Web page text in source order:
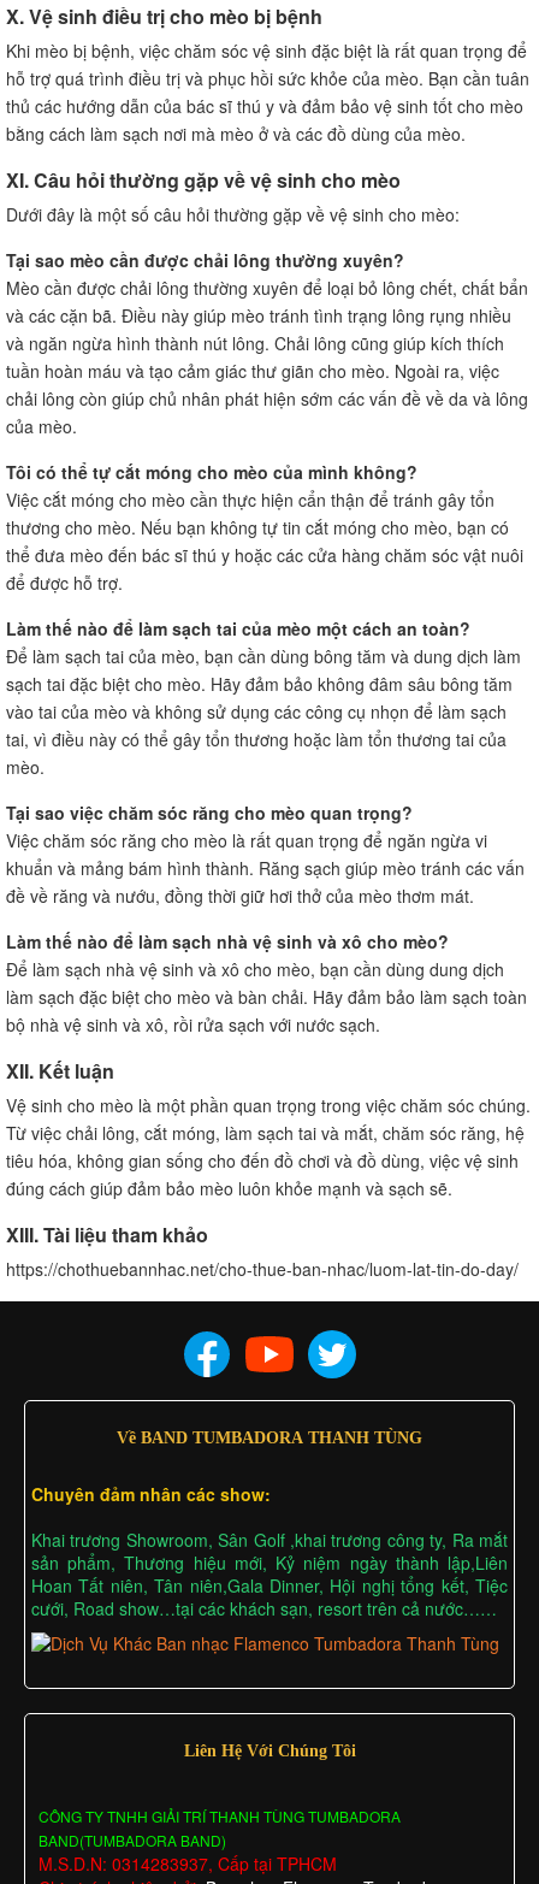
X. Vệ sinh điều trị cho mèo bị bệnh
Khi mèo bị bệnh, việc chăm sóc vệ sinh đặc biệt là rất quan trọng để
hỗ trợ quá trình điều trị và phục hồi sức khỏe của mèo. Bạn cần tuân
thủ các hướng dẫn của bác sĩ thú y và đảm bảo vệ sinh tốt cho mèo
bằng cách làm sạch nơi mà mèo ở và các đồ dùng của mèo.
XI. Câu hỏi thường gặp về vệ sinh cho mèo
Dưới đây là một số câu hỏi thường gặp về vệ sinh cho mèo:
Tại sao mèo cần được chải lông thường xuyên?
Mèo cần được chải lông thường xuyên để loại bỏ lông chết, chất bẩn
và các cặn bã. Điều này giúp mèo tránh tình trạng lông rụng nhiều
và ngăn ngừa hình thành nút lông. Chải lông cũng giúp kích thích
tuần hoàn máu và tạo cảm giác thư giãn cho mèo. Ngoài ra, việc
chải lông còn giúp chủ nhân phát hiện sớm các vấn đề về da và lông
của mèo.
Tôi có thể tự cắt móng cho mèo của mình không?
Việc cắt móng cho mèo cần thực hiện cẩn thận để tránh gây tổn
thương cho mèo. Nếu bạn không tự tin cắt móng cho mèo, bạn có
thể đưa mèo đến bác sĩ thú y hoặc các cửa hàng chăm sóc vật nuôi
để được hỗ trợ.
Làm thế nào để làm sạch tai của mèo một cách an toàn?
Để làm sạch tai của mèo, bạn cần dùng bông tăm và dung dịch làm
sạch tai đặc biệt cho mèo. Hãy đảm bảo không đâm sâu bông tăm
vào tai của mèo và không sử dụng các công cụ nhọn để làm sạch
tai, vì điều này có thể gây tổn thương hoặc làm tổn thương tai của
mèo.
Tại sao việc chăm sóc răng cho mèo quan trọng?
Việc chăm sóc răng cho mèo là rất quan trọng để ngăn ngừa vi
khuẩn và mảng bám hình thành. Răng sạch giúp mèo tránh các vấn
đề về răng và nướu, đồng thời giữ hơi thở của mèo thơm mát.
Làm thế nào để làm sạch nhà vệ sinh và xô cho mèo?
Để làm sạch nhà vệ sinh và xô cho mèo, bạn cần dùng dung dịch
làm sạch đặc biệt cho mèo và bàn chải. Hãy đảm bảo làm sạch toàn
bộ nhà vệ sinh và xô, rồi rửa sạch với nước sạch.
XII. Kết luận
Vệ sinh cho mèo là một phần quan trọng trong việc chăm sóc chúng.
Từ việc chải lông, cắt móng, làm sạch tai và mắt, chăm sóc răng, hệ
tiêu hóa, không gian sống cho đến đồ chơi và đồ dùng, việc vệ sinh
đúng cách giúp đảm bảo mèo luôn khỏe mạnh và sạch sẽ.
XIII. Tài liệu tham khảo
https://chothuebannhac.net/cho-thue-ban-nhac/luom-lat-tin-do-day/
Về BAND TUMBADORA THANH TÙNG
Chuyên đảm nhân các show:
Khai trương Showroom, Sân Golf ,khai trương công ty, Ra mắt
sản phẩm, Thương hiệu mới, Kỷ niệm ngày thành lập,Liên
Hoan Tất niên, Tân niên,Gala Dinner, Hội nghị tổng kết, Tiệc
cưới, Road show…tại các khách sạn, resort trên cả nước……
Liên Hệ Với Chúng Tôi
CÔNG TY TNHH GIẢI TRÍ THANH TÙNG TUMBADORA
BAND(TUMBADORA BAND)
M.S.D.N: 0314283937, Cấp tại TPHCM